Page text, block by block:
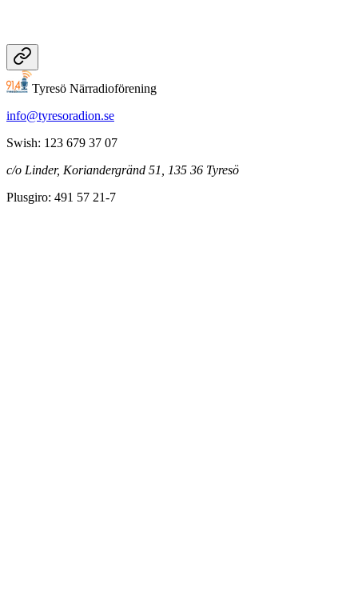
Tyresö Närradioförening
info@tyresoradion.se
Swish: 123 679 37 07
c/o Linder, Koriandergränd 51, 135 36 Tyresö
Plusgiro: 491 57 21-7